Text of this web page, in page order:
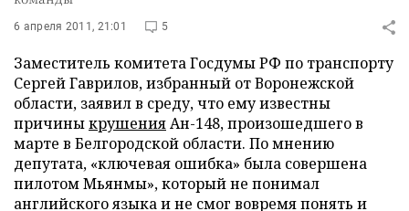
6 апреля 2011, 21:01 5
Заместитель комитета Госдумы РФ по транспорту
Сергей Гаврилов, избранный от Воронежской
области, заявил в среду, что ему известны
причиныкрушенияАн-148, произошедшего в
марте в Белгородской области. По мнению
депутата, «ключевая ошибка» была совершена
пилотом Мьянмы», который не понимал
английского языка и не смог вовремя понять и